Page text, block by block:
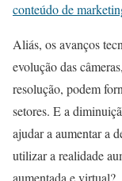
conteúdo de
Aliás, os avanços
evolução das
resolução, podem
setores. E a
ajudar a aumentar a
utilizar a realidade
aumentada e virtual?